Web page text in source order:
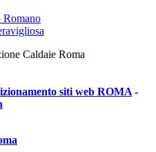
Caldaie Roma
siti web ROMA -